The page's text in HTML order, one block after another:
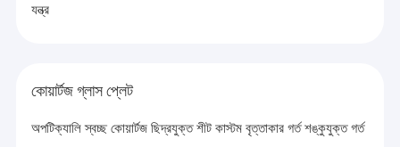
কোয়ার্টজ ক্যাপিলারি টিউব
বোরোসিলিকেট গ্লাস টিউব
যন্ত্র
কোয়ার্টজ গ্লাস প্লেট
অপটিক্যালি স্বচ্ছ কোয়ার্টজ ছিদ্রযুক্ত শীট কাস্টম বৃত্তাকার গর্ত শঙ্কুযুক্ত গর্ত